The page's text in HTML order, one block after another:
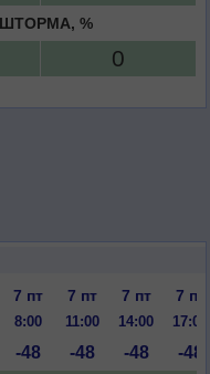
%
0
7 пт 7 пт 7 пт 7 пт
8:00 11:00 14:00 17:00
-48 -48 -48 -48